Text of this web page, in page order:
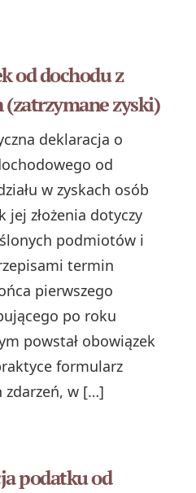
od dochodu z
(zatrzymane zyski)
deklaracja o
od
w zyskach osób
jej złożenia dotyczy
podmiotów i
termin
pierwszego
po roku
powstał obowiązek
formularz
zdarzeń, w […]
podatku od